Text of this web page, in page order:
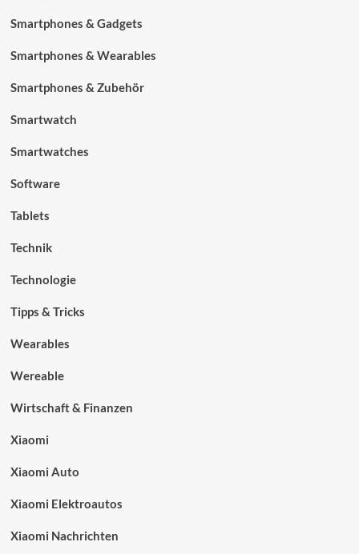
Smartphones & Gadgets
Smartphones & Wearables
Smartphones & Zubehör
Smartwatch
Smartwatches
Software
Tablets
Technik
Technologie
Tipps & Tricks
Wearables
Wereable
Wirtschaft & Finanzen
Xiaomi
Xiaomi Auto
Xiaomi Elektroautos
Xiaomi Nachrichten